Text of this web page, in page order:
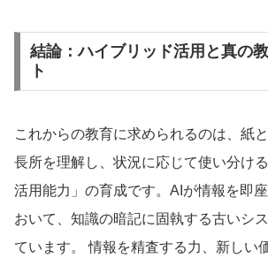
結論：ハイブリッド活用と真の
ト
これからの教育に求められるのは、紙
長所を理解し、状況に応じて使い分け
活用能力」の育成です。AIが情報を即
おいて、知識の暗記に固執する古いシ
ています。 情報を精査する力、新しい